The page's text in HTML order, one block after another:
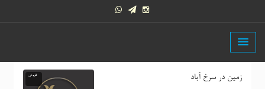
زمین در سرخ آباد فروش